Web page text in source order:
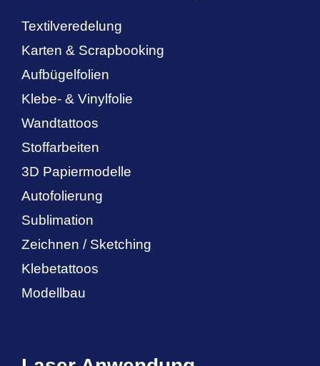
Textilveredelung
Karten & Scrapbooking
Aufbügelfolien
Klebe- & Vinylfolie
Wandtattoos
Stoffarbeiten
3D Papiermodelle
Autofolierung
Sublimation
Zeichnen / Sketching
Klebetattoos
Modellbau